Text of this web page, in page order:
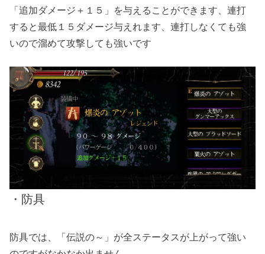
「追加ダメージ＋１５」を与えることができます、連打
すると最低１５ダメージ与えれます、連打しなくても強
いので溜めて攻撃しても強いです
・防具
防具では、「伝説の～」が全ステータスが上がって強い